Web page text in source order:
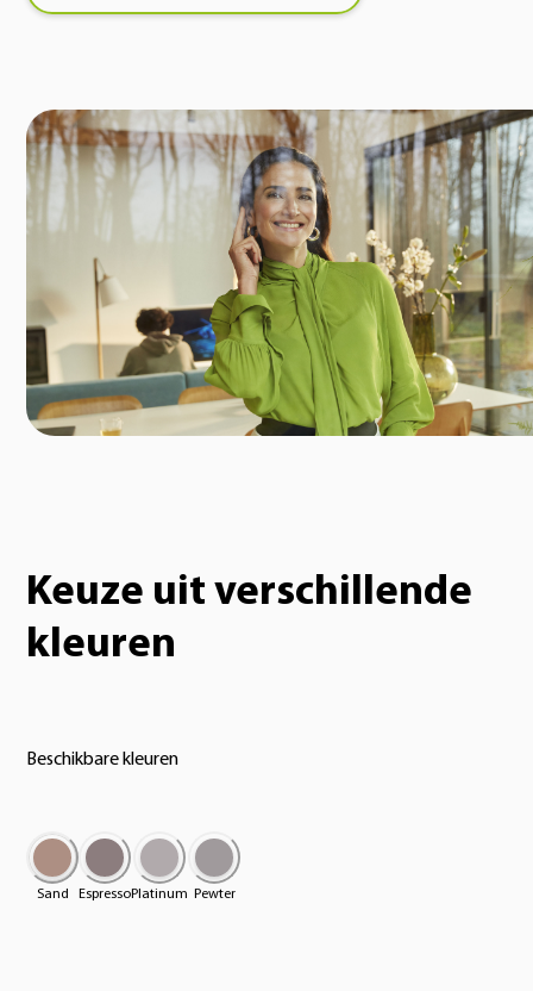
Keuze uit verschillende
kleuren
Beschikbare kleuren
Sand EspressoPlatinum Pewter